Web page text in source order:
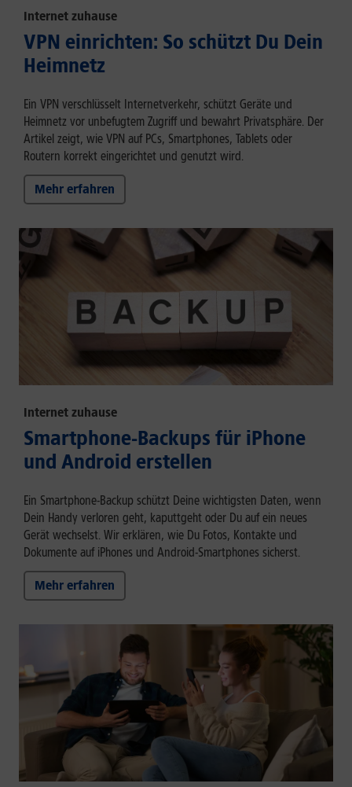
Internet zuhause
VPN einrichten: So schützt Du Dein
Heimnetz
Ein VPN verschlüsselt Internetverkehr, schützt Geräte und
Heimnetz vor unbefugtem Zugriff und bewahrt Privatsphäre. Der
Artikel zeigt, wie VPN auf PCs, Smartphones, Tablets oder
Routern korrekt eingerichtet und genutzt wird.
Mehr erfahren
Internet zuhause
Smartphone-Backups für iPhone
und Android erstellen
Ein Smartphone-Backup schützt Deine wichtigsten Daten, wenn
Dein Handy verloren geht, kaputtgeht oder Du auf ein neues
Gerät wechselst. Wir erklären, wie Du Fotos, Kontakte und
Dokumente auf iPhones und Android-Smartphones sicherst.
Mehr erfahren